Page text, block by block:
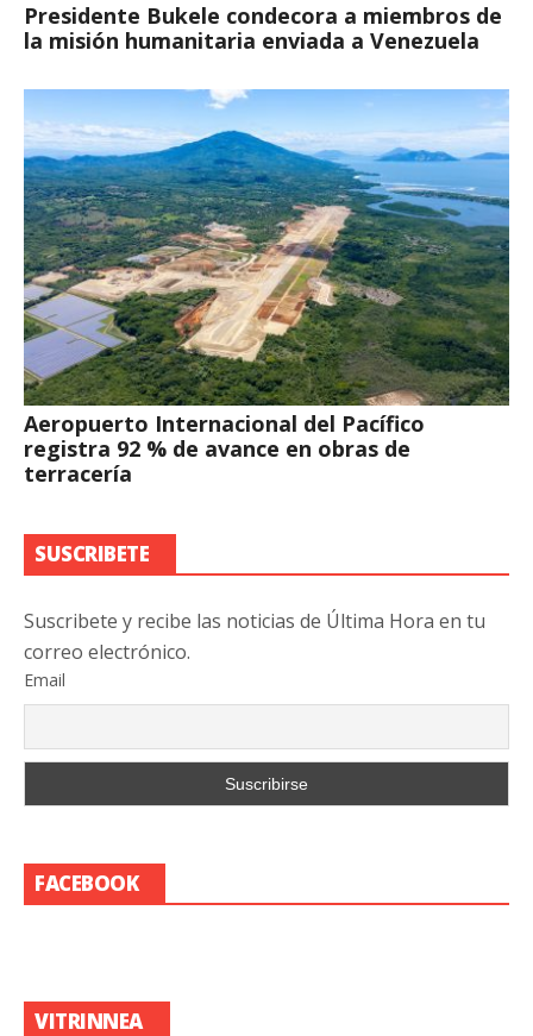
Presidente Bukele condecora a miembros de
la misión humanitaria enviada a Venezuela
Aeropuerto Internacional del Pacífico
registra 92 % de avance en obras de
terracería
SUSCRIBETE
Suscribete y recibe las noticias de Última Hora en tu
correo electrónico.
Email
FACEBOOK
VITRINNEA